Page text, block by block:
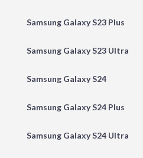
Samsung Galaxy S23 Plus
Samsung Galaxy S23 Ultra
Samsung Galaxy S24
Samsung Galaxy S24 Plus
Samsung Galaxy S24 Ultra